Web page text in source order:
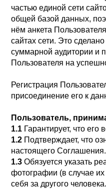
частью единой сети
общей базой данных,
нём анкета
сайтах сети. Это
суммарной аудитории и
Пользователя на
Регистрация
присоединение его к
Пользователь,
1.1 Гарантирует, что его
1.2 Подтверждает, что
настоящего Соглашения.
1.3 Обязуется указать
фотографии (в случае
себя за другого человека.